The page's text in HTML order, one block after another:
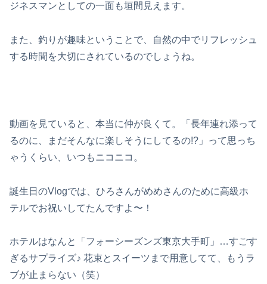
ジネスマンとしての一面も垣間見えます。
​また、釣りが趣味ということで、自然の中でリフレッシュ
する時間を大切にされているのでしょうね。
動画を見ていると、本当に仲が良くて。「長年連れ添って
るのに、まだそんなに楽しそうにしてるの!?」って思っち
ゃうくらい、いつもニコニコ。
誕生日のVlogでは、ひろさんがめめさんのために高級ホ
テルでお祝いしてたんですよ〜！
ホテルはなんと「フォーシーズンズ東京大手町」…すごす
ぎるサプライズ♪ 花束とスイーツまで用意してて、もうラ
ブが止まらない（笑）